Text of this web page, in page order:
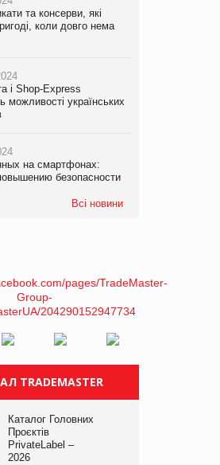
та консерви, які
коли довго нема
і Shop-Express
можливості українських
на смартфонах:
безопасности
Всі новини
TRADEMASTER
Каталог Головних
Проєктів
PrivateLabel –
2026